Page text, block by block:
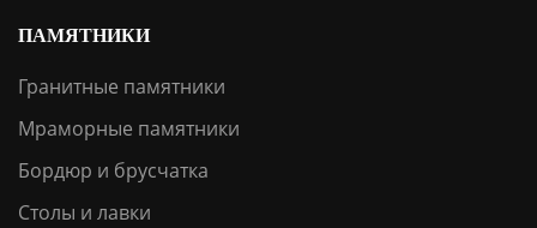
ПАМЯТНИКИ
Гранитные памятники
Мраморные памятники
Бордюр и брусчатка
Столы и лавки